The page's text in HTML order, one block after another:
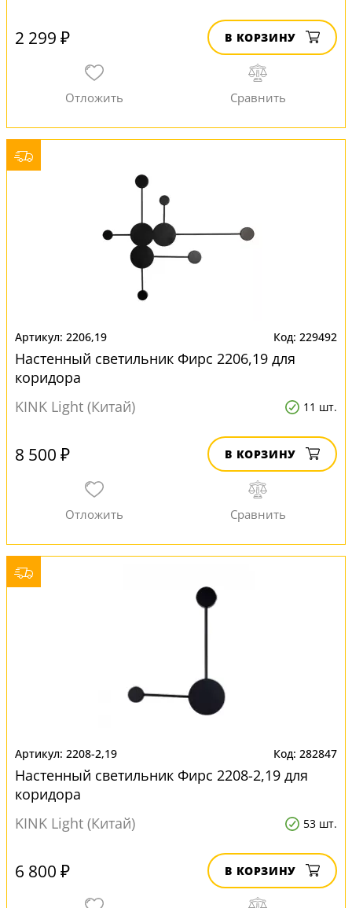
2 299 ₽ В КОРЗИНУ
2206,19 229492
Настенный светильник Фирс 2206,19 для
коридора
KINK Light (Китай)
11 шт.
8 500 ₽ В КОРЗИНУ
2208-2,19 282847
Настенный светильник Фирс 2208-2,19 для
коридора
KINK Light (Китай)
53 шт.
6 800 ₽ В КОРЗИНУ